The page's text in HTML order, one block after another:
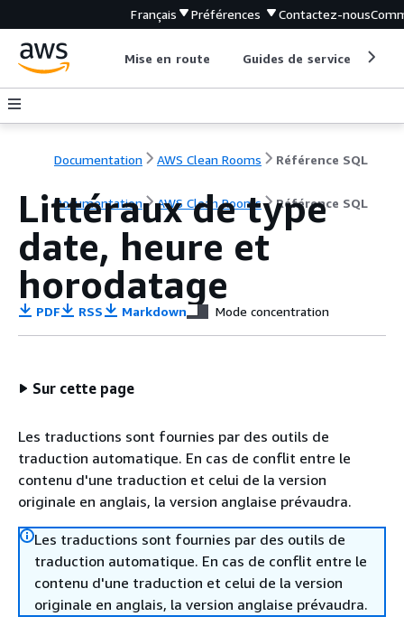
Français Préférences Contactez-nous
Mise en route Guides de service
Documentation AWS Clean Rooms Référence SQL
Documentation AWS Clean Rooms Référence SQL
Littéraux de type
date, heure et
horodatage
PDF RSS Markdown Mode concentration
Sur cette page
Les traductions sont fournies par des outils de
traduction automatique. En cas de conflit entre le
contenu d'une traduction et celui de la version
originale en anglais, la version anglaise prévaudra.
Les traductions sont fournies par des outils de
traduction automatique. En cas de conflit entre le
contenu d'une traduction et celui de la version
originale en anglais, la version anglaise prévaudra.